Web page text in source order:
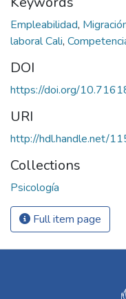
Empleabilidad,
laboral Cali,
DOI
https://doi.org/
URI
http://hdl.handle.net/
Collections
Psicología
Full item page